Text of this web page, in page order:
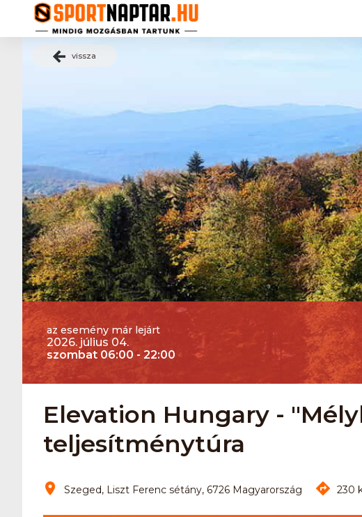
vissza
az esemény már lejárt
2026. július 04.
szombat 06:00 - 22:00
Elevation Hungary -
teljesítménytúra
Szeged, Liszt Ferenc sétány, 6726 Magyarország 230